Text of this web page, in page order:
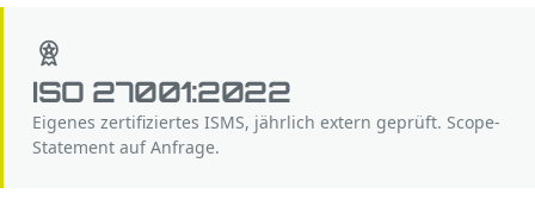
ISO 27001:2022
Eigenes zertifiziertes ISMS, jährlich extern geprüft. Scope-
Statement auf Anfrage.